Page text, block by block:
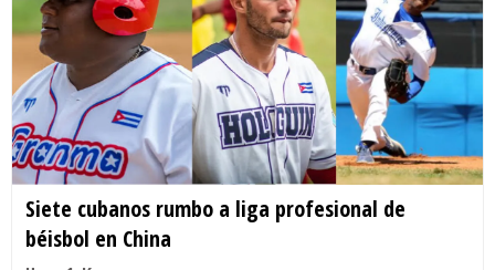
Siete cubanos rumbo a liga profesional de
béisbol en China